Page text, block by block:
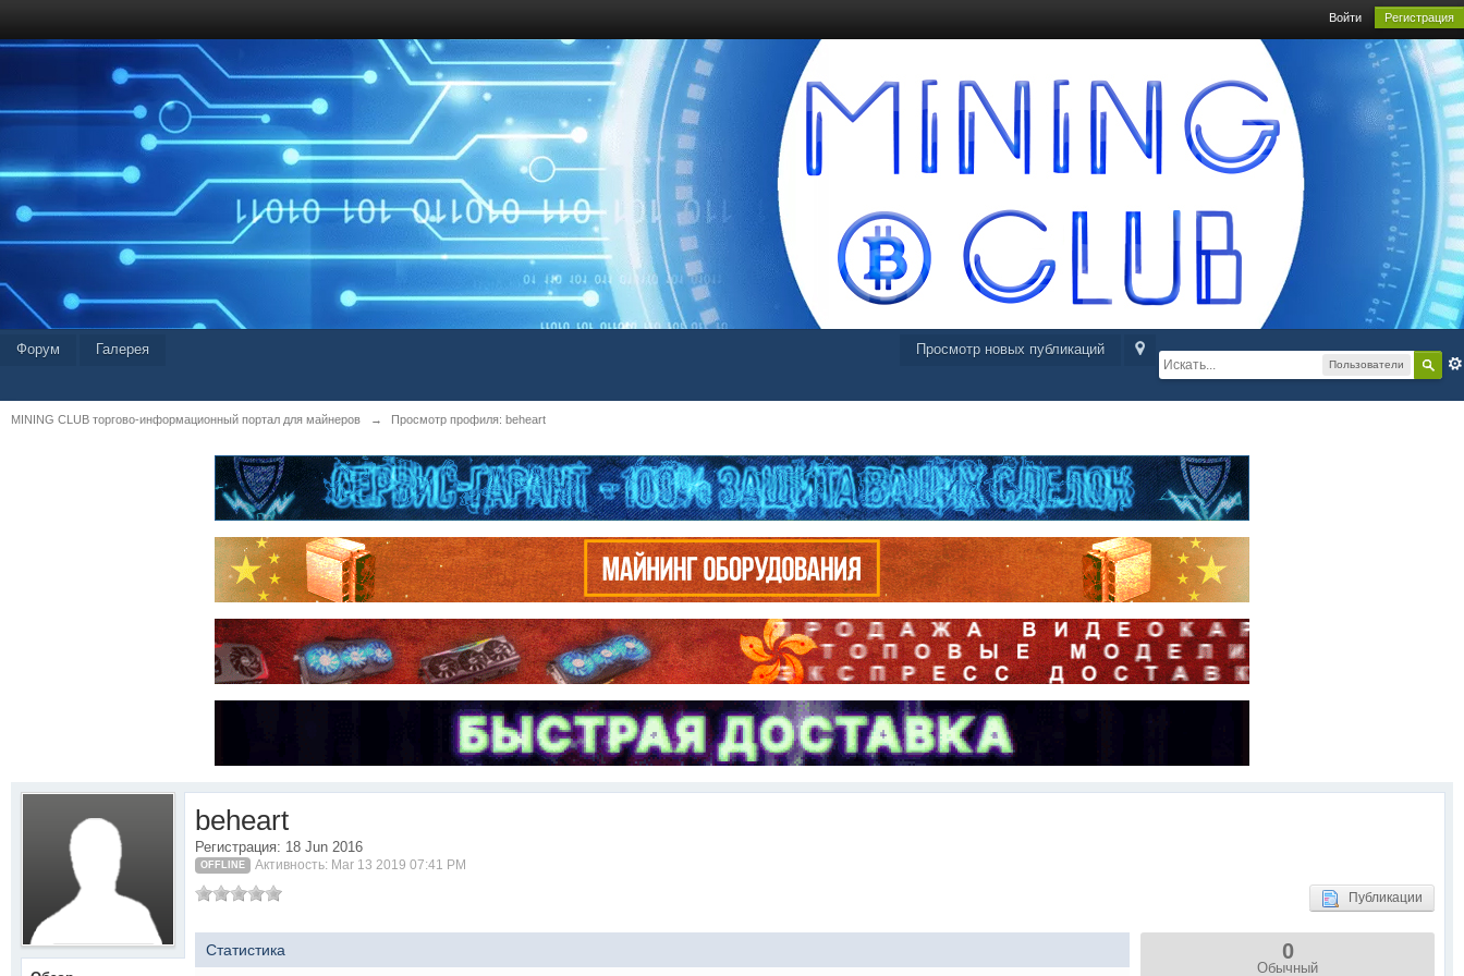
Войти Регистрация
Пользователи
Просмотр новых публикаций
Форум Галерея
MINING CLUB торгово-информационный портал для майнеров → Просмотр профиля: beheart
beheart
Регистрация: 18 Jun 2016
OFFLINE Активность: Mar 13 2019 07:41 PM
Публикации
Статистика 0
Обычный